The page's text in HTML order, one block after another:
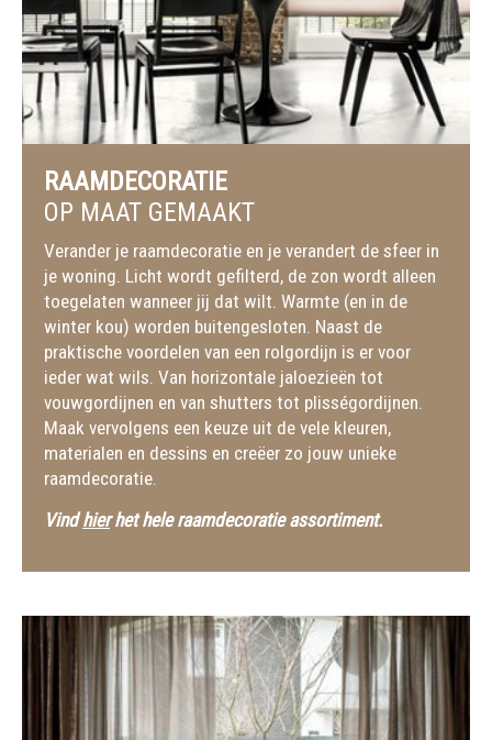
RAAMDECORATIE
OP MAAT GEMAAKT
Verander je raamdecoratie en je verandert de sfeer in
je woning. Licht wordt gefilterd, de zon wordt alleen
toegelaten wanneer jij dat wilt. Warmte (en in de
winter kou) worden buitengesloten. Naast de
praktische voordelen van een rolgordijn is er voor
ieder wat wils. Van horizontale jaloezieën tot
vouwgordijnen en van shutters tot plisségordijnen.
Maak vervolgens een keuze uit de vele kleuren,
materialen en dessins en creëer zo jouw unieke
raamdecoratie.
Vindhierhet hele raamdecoratie assortiment.